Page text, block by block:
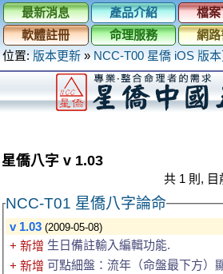
最新消息 產品介紹 檔
軟體註冊
命理服務 網
位置: 版本更新 » NCC-T00 星僑 iOS 版
星僑八字 v 1.03
共 1 則, 目
NCC-T01 星僑八字論命
v 1.03 (2009-05-08)
+ 新增 生日備註輸入編輯功能.
+ 新增 可點細盤：流年（命盤最下方）